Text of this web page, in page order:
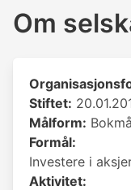
Om
Stiftet:
Målform:
Formål:
Investere i
Aktivitet: